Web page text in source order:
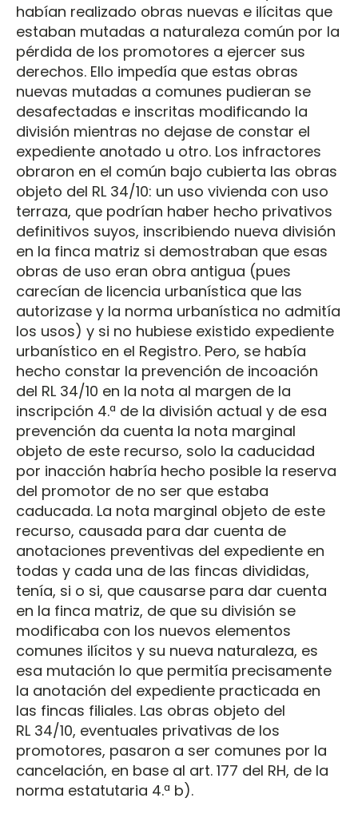
habían realizado obras nuevas e ilícitas que
estaban mutadas a naturaleza común por la
pérdida de los promotores a ejercer sus
derechos. Ello impedía que estas obras
nuevas mutadas a comunes pudieran se
desafectadas e inscritas modificando la
división mientras no dejase de constar el
expediente anotado u otro. Los infractores
obraron en el común bajo cubierta las obras
objeto del RL 34/10: un uso vivienda con uso
terraza, que podrían haber hecho privativos
definitivos suyos, inscribiendo nueva división
en la finca matriz si demostraban que esas
obras de uso eran obra antigua (pues
carecían de licencia urbanística que las
autorizase y la norma urbanística no admitía
los usos) y si no hubiese existido expediente
urbanístico en el Registro. Pero, se había
hecho constar la prevención de incoación
del RL 34/10 en la nota al margen de la
inscripción 4.ª de la división actual y de esa
prevención da cuenta la nota marginal
objeto de este recurso, solo la caducidad
por inacción habría hecho posible la reserva
del promotor de no ser que estaba
caducada. La nota marginal objeto de este
recurso, causada para dar cuenta de
anotaciones preventivas del expediente en
todas y cada una de las fincas divididas,
tenía, si o si, que causarse para dar cuenta
en la finca matriz, de que su división se
modificaba con los nuevos elementos
comunes ilícitos y su nueva naturaleza, es
esa mutación lo que permitía precisamente
la anotación del expediente practicada en
las fincas filiales. Las obras objeto del
RL 34/10, eventuales privativas de los
promotores, pasaron a ser comunes por la
cancelación, en base al art. 177 del RH, de la
norma estatutaria 4.ª b).